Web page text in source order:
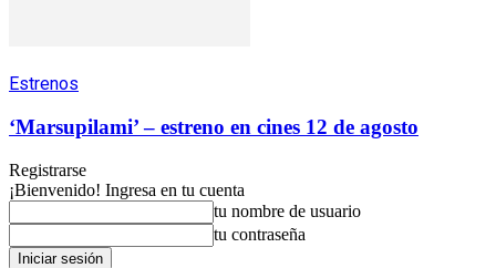
Estrenos
‘Marsupilami’ – estreno en cines 12 de agosto
Registrarse
¡Bienvenido! Ingresa en tu cuenta
tu nombre de usuario
tu contraseña